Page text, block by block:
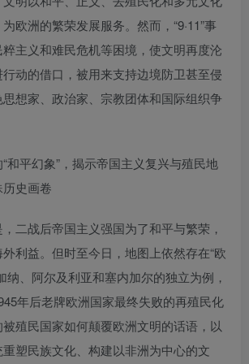
欧洲的繁荣发展服务。然而，“9·11”事
主义和难民危机等困境，使文明再度沦
动的借口，被用来支持边境防卫甚至侵
想家、政治家、宗教团体和国际组织争
和平幻象”，揭示帝国主义复兴与殖民地
史画卷
二战后帝国主义强国为了和平与繁荣，
利益。但时至今日，地图上依然存在“欧
纳、阿尔及利亚和塞内加尔的独立为例，
年后老牌欧洲国家最终失败的再殖民化
殖民国家如何颠覆欧洲文明的话语，以
塑民族文化、构建以非洲为中心的文